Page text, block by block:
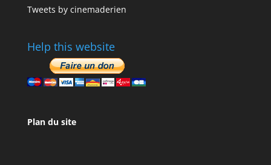
Tweets by cinemaderien
Help this website
Plan du site